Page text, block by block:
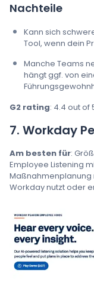
Nachteile
Kann sich
Tool, wenn dein
Manche Teams
hängt ggf. von
G2 rating: 4.4 out of
7. Workday
Am besten für:
Employee Listening
Workday nutzt oder